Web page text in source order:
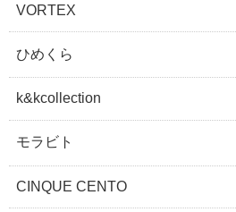
VORTEX
ひめくら
k&kcollection
モラビト
CINQUE CENTO